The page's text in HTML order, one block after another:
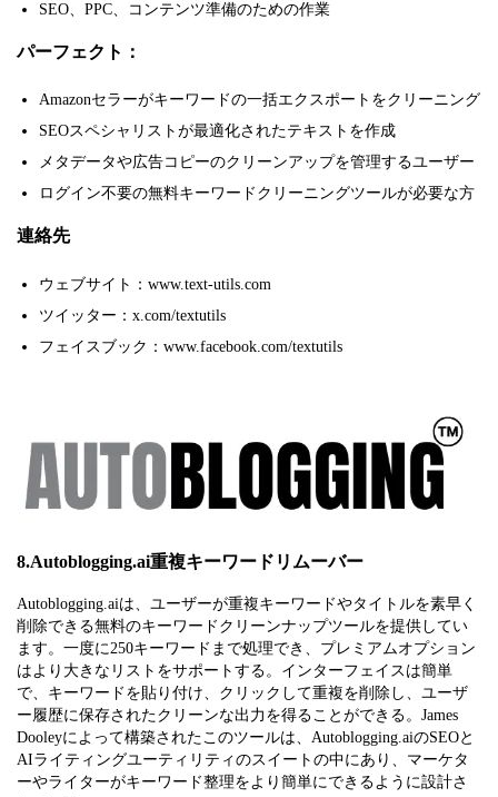
SEO、PPC、コンテンツ準備のための作業
パーフェクト：
Amazonセラーがキーワードの一括エクスポートをクリーニング
SEOスペシャリストが最適化されたテキストを作成
メタデータや広告コピーのクリーンアップを管理するユーザー
ログイン不要の無料キーワードクリーニングツールが必要な方
連絡先
ウェブサイト：www.text-utils.com
ツイッター：x.com/textutils
フェイスブック：www.facebook.com/textutils
8.Autoblogging.ai重複キーワードリムーバー
Autoblogging.aiは、ユーザーが重複キーワードやタイトルを素早く
削除できる無料のキーワードクリーンナップツールを提供してい
ます。一度に250キーワードまで処理でき、プレミアムオプション
はより大きなリストをサポートする。インターフェイスは簡単
で、キーワードを貼り付け、クリックして重複を削除し、ユーザ
ー履歴に保存されたクリーンな出力を得ることができる。James
Dooleyによって構築されたこのツールは、Autoblogging.aiのSEOと
AIライティングユーティリティのスイートの中にあり、マーケタ
ーやライターがキーワード整理をより簡単にできるように設計さ